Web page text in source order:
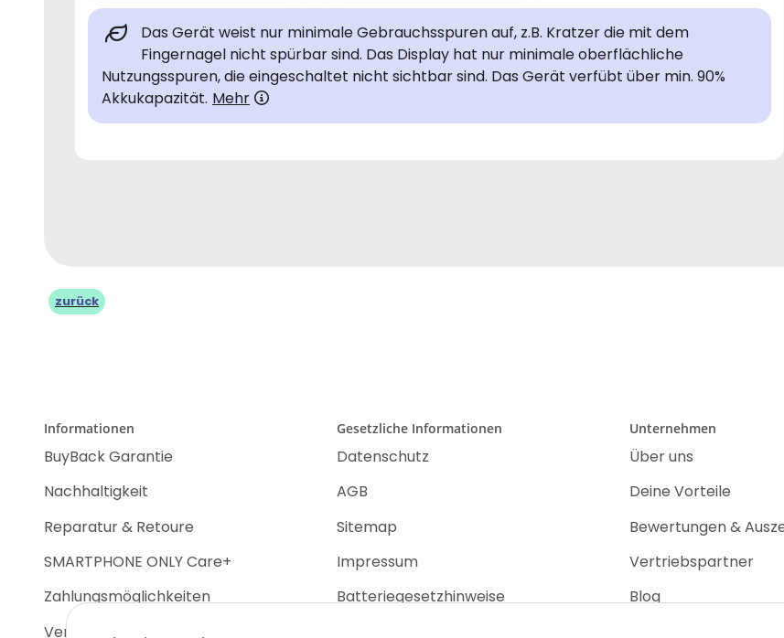
Das Gerät weist nur minimale Gebrauchsspuren auf, z.B. Kratzer die mit dem
Fingernagel nicht spürbar sind. Das Display hat nur minimale oberflächliche
Nutzungsspuren, die eingeschaltet nicht sichtbar sind. Das Gerät verfübt über min. 90%
Akkukapazität. Mehr
zurück
Informationen
BuyBack Garantie
Nachhaltigkeit
Reparatur & Retoure
SMARTPHONE ONLY Care+
Zahlungsmöglichkeiten
Versandinformationen
Gesetzliche Informationen
Datenschutz
AGB
Sitemap
Impressum
Batteriegesetzhinweise
Unternehmen
Über uns
Deine Vorteile
Bewertungen &
Vertriebspartner
Blog